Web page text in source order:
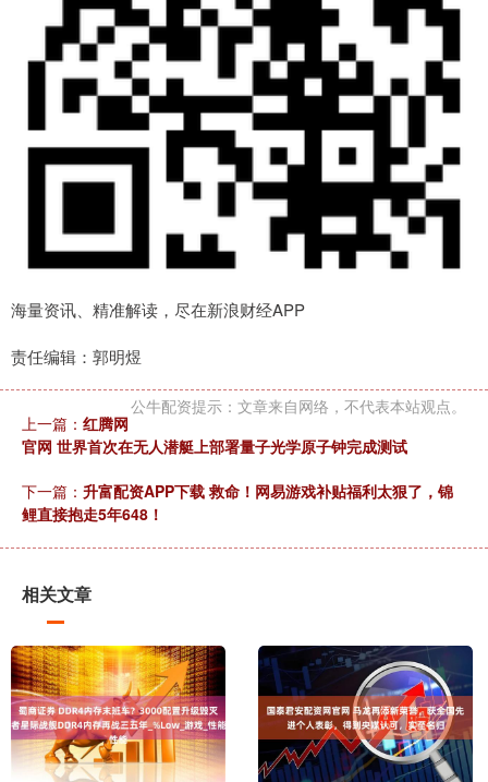
海量资讯、精准解读，尽在新浪财经APP
责任编辑：郭明煜
公牛配资提示：文章来自网络，不代表本站观点。
上一篇： 红腾网
官网 世界首次在无人潜艇上部署量子光学原子钟完成测试
下一篇： 升富配资APP下载 救命！网易游戏补贴福利太狠了，锦
鲤直接抱走5年648！
相关文章